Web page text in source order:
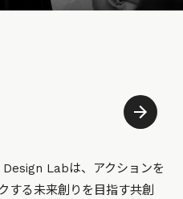
Labは、アクションを
する未来創りを目指す共創